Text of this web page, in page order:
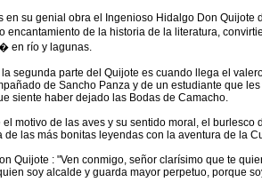
en su genial obra el Ingenioso Hidalgo Don
encantamiento de la historia de la literatura,
en río y lagunas.
la segunda parte del Quijote es cuando llega el
de Sancho Panza y de un estudiante que
siente haber dejado las Bodas de Camacho.
motivo de las aves y su sentido moral, el
de las más bonitas leyendas con la aventura de la
Quijote : "Ven conmigo, señor clarísimo que te
soy alcalde y guarda mayor perpetuo, porque